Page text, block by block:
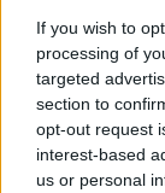
If you wish to
processing of
targeted
section to
opt-out request
interest-based
us or personal